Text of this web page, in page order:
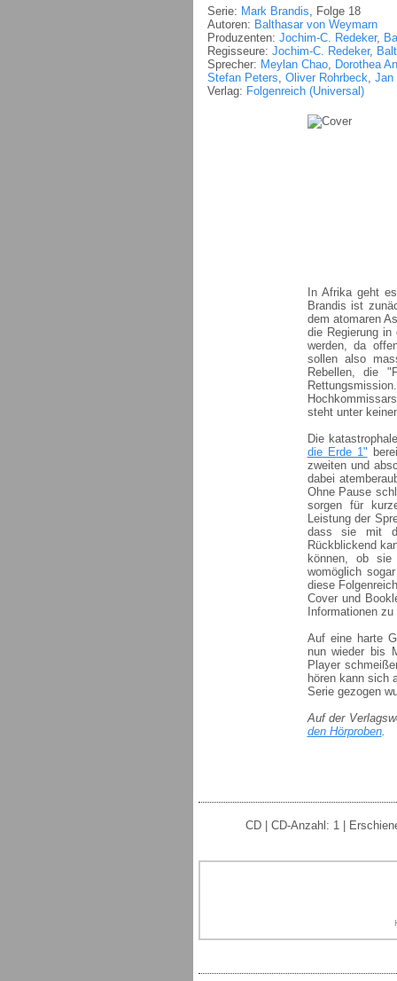
Serie: Mark Brandis, Folge 18
Autoren: Balthasar von Weymarn
Produzenten: Jochim-C. Redeker,
Regisseure: Jochim-C. Redeker,
Sprecher: Meylan Chao, Dorothea
Stefan Peters, Oliver Rohrbeck, Jan
Verlag: Folgenreich (Universal)
In Afrika geht
Brandis ist
dem atomaren
die Regierung
werden, da
sollen also
Rebellen, die
steht unter
Die
die Erde 1"
zweiten und
dabei
Ohne Pause
sorgen für
Leistung der
dass sie mit
Rückblickend
können, ob sie
womöglich
diese
Cover und
Informationen
Auf eine harte
nun wieder bis
Player
hören kann sich
Serie gezogen
Auf der
den Hörproben.
CD | CD-Anzahl: 1 |